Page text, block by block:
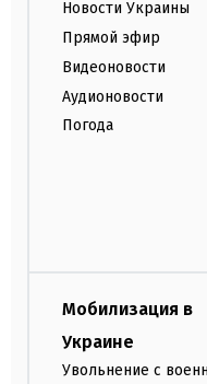
Новости Украины
Прямой эфир
Видеоновости
Аудионовости
Погода
Мобилизация в
Украине
Увольнение с